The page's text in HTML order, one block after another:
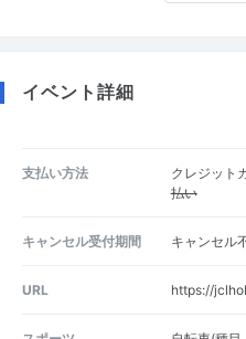
イベント詳細
支払い方法 クレジット
払い
キャンセル受付期間 キャンセル
URL https://